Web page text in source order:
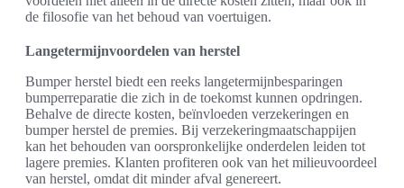
de filosofie van het behoud van voertuigen.
Langetermijnvoordelen van herstel
Bumper herstel biedt een reeks langetermijnbesparingen
bumperreparatie die zich in de toekomst kunnen opdringen.
Behalve de directe kosten, beïnvloeden verzekeringen en
bumper herstel de premies. Bij verzekeringmaatschappijen
kan het behouden van oorspronkelijke onderdelen leiden tot
lagere premies. Klanten profiteren ook van het milieuvoordeel
van herstel, omdat dit minder afval genereert.